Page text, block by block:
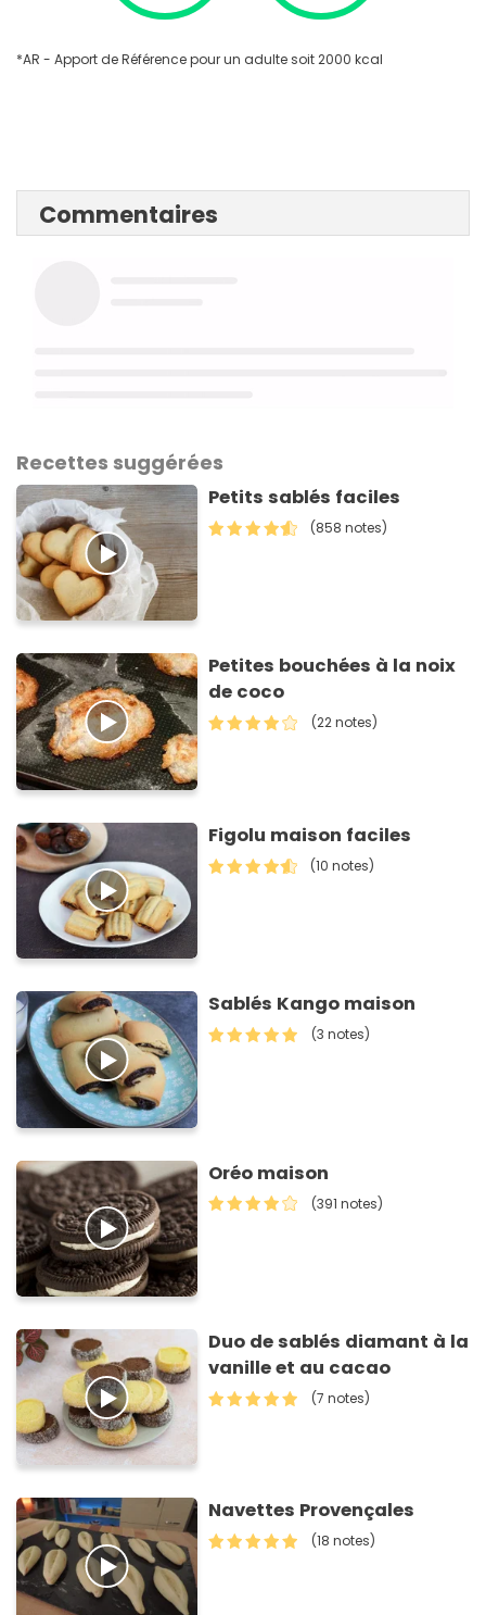
*AR - Apport de Référence pour un adulte soit 2000 kcal
Commentaires
Recettes suggérées
Petits sablés faciles
(858 notes)
Petites bouchées à la noix
de coco
(22 notes)
Figolu maison faciles
(10 notes)
Sablés Kango maison
(3 notes)
Oréo maison
(391 notes)
Duo de sablés diamant à la
vanille et au cacao
(7 notes)
Navettes Provençales
(18 notes)